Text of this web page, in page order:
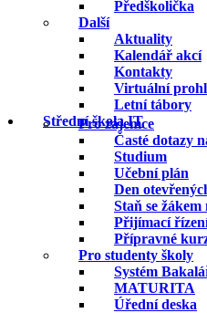
Předškolička
Další
Aktuality
Kalendář akcí
Kontakty
Virtuální
Letní tábory
Střední škola IT
Pro zájemce
Časté dotazy
Studium
Učební plán
Den
Staň se žákem
Přijímací
Přípravné
Pro studenty školy
Systém
MATURITA
Úřední deska